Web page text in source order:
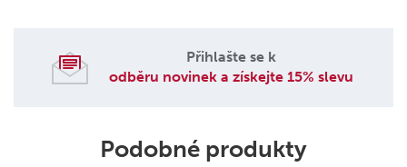
Přihlašte se k
odběru novinek a získejte 15% slevu
Podobné produkty